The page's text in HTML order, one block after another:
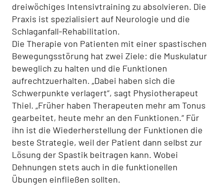
dreiwöchiges Intensivtraining zu absolvieren. Die
Praxis ist spezialisiert auf Neurologie und die
Schlaganfall-Rehabilitation.
Die Therapie von Patienten mit einer spastischen
Bewegungsstörung hat zwei Ziele: die Muskulatur
beweglich zu halten und die Funktionen
aufrechtzuerhalten. „Dabei haben sich die
Schwerpunkte verlagert“, sagt Physiotherapeut
Thiel. „Früher haben Therapeuten mehr am Tonus
gearbeitet, heute mehr an den Funktionen.“ Für
ihn ist die Wiederherstellung der Funktionen die
beste Strategie, weil der Patient dann selbst zur
Lösung der Spastik beitragen kann. Wobei
Dehnungen stets auch in die funktionellen
Übungen einfließen sollten.